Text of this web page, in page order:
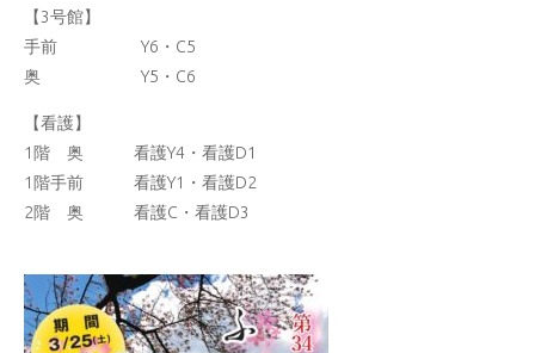
【3号館】
手前 Y6・C5
奥 Y5・C6
【看護】
1階 奥 看護Y4・看護D1
1階手前 看護Y1・看護D2
2階 奥 看護C・看護D3